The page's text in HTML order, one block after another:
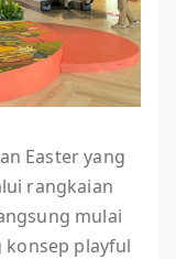
Easter yang
rangkaian
mulai
konsep playful